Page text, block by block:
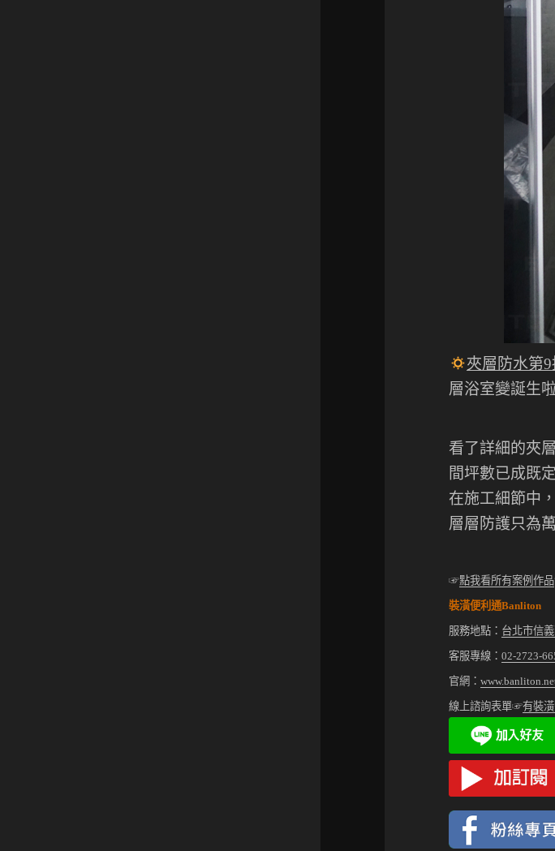
夾層防水第9
層浴室變誕生
看了詳細的夾
間坪數已成既
在施工細節中
層層防護只為
☞點我看所有案例作品
裝潢便利通Banliton
服務地點： 台北市信
客服專線：02-2723-
官網：
線上諮詢表單☞有裝